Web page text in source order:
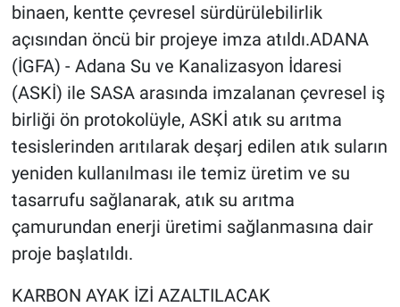
binaen, kentte çevresel sürdürülebilirlik
açısından öncü bir projeye imza atıldı.ADANA
(İGFA) - Adana Su ve Kanalizasyon İdaresi
(ASKİ) ile SASA arasında imzalanan çevresel iş
birliği ön protokolüyle, ASKİ atık su arıtma
tesislerinden arıtılarak deşarj edilen atık suların
yeniden kullanılması ile temiz üretim ve su
tasarrufu sağlanarak, atık su arıtma
çamurundan enerji üretimi sağlanmasına dair
proje başlatıldı.
KARBON AYAK İZİ AZALTILACAK